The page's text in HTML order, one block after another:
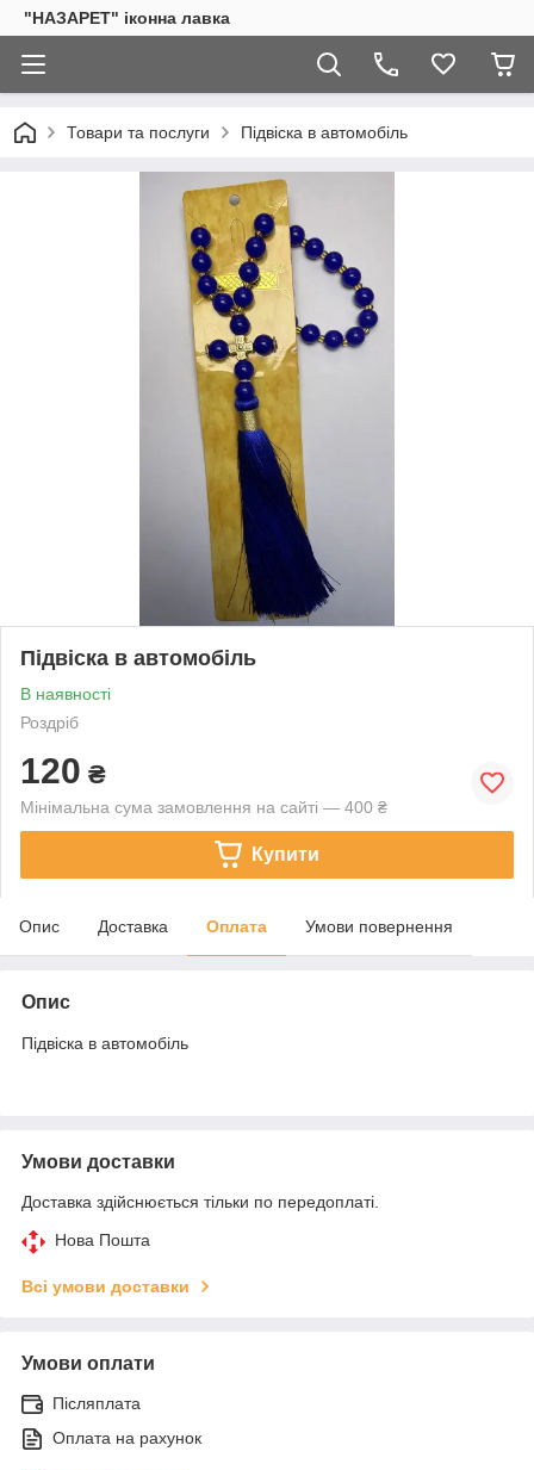
"НАЗАРЕТ" іконна лавка
Товари та послуги Підвіска в автомобіль
Підвіска в автомобіль
В наявності
Роздріб
120 ₴
Мінімальна сума замовлення на сайті — 400 ₴
Купити
Опис Доставка Оплата Умови повернення
Опис
Підвіска в автомобіль
Умови доставки
Доставка здійснюється тільки по передоплаті.
Нова Пошта
Всі умови доставки
Умови оплати
Післяплата
Оплата на рахунок